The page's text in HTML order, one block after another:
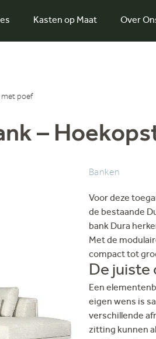
Kasten op Maat Over
met poef
–
Banken
Voor deze
de bestaande
bank Dura
Met de
compact tot
De juiste
Een
eigen wens is
verschillende
zitting kunnen